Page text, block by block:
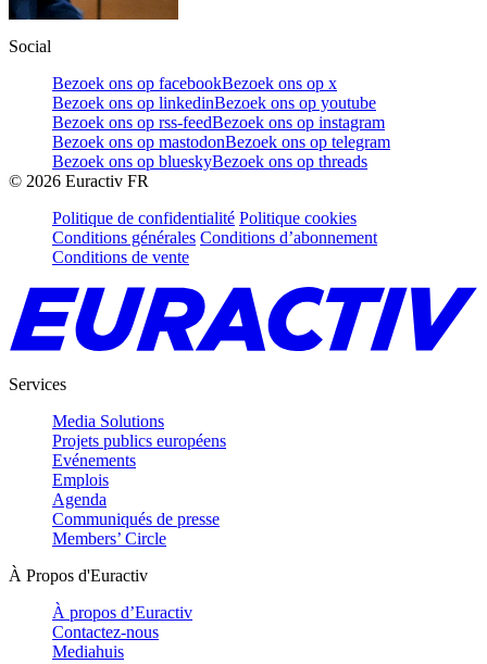
Social
Bezoek ons op facebookBezoek ons op x
Bezoek ons op linkedinBezoek ons op youtube
Bezoek ons op rss-feedBezoek ons op instagram
Bezoek ons op mastodonBezoek ons op telegram
Bezoek ons op blueskyBezoek ons op threads
© 2026 Euractiv FR
Politique de confidentialité Politique cookies
Conditions générales Conditions d’abonnement
Conditions de vente
Services
Media Solutions
Projets publics européens
Evénements
Emplois
Agenda
Communiqués de presse
Members’ Circle
À Propos d'Euractiv
À propos d’Euractiv
Contactez-nous
Mediahuis